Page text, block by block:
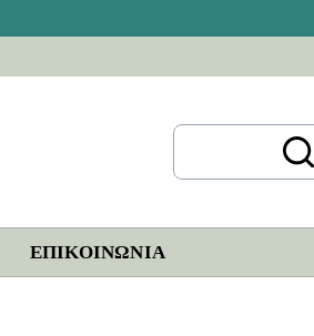
ΕΠΙΚΟΙΝΩΝΊΑ